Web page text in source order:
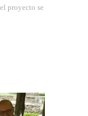
proyecto se